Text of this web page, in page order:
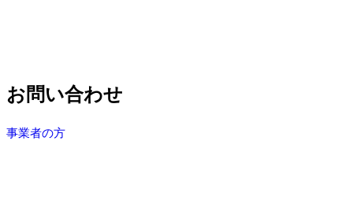
お問い合わせ
事業者の方